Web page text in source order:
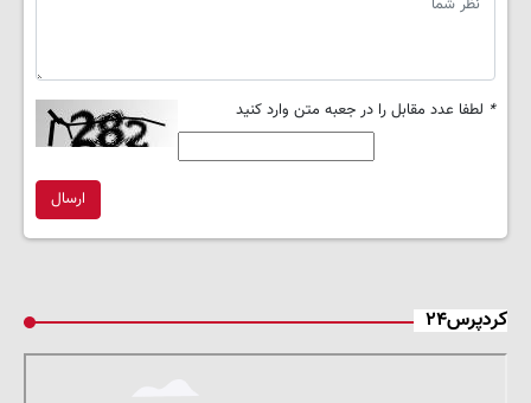
* لطفا عدد مقابل را در جعبه متن وارد کنید
ارسال
کردپرس۲۴